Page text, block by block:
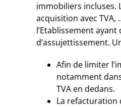
immobiliers incluses.
acquisition avec
l’Etablissement
d’assujettissement.
Afin de limiter
notamment
TVA en dedans.
La refacturation